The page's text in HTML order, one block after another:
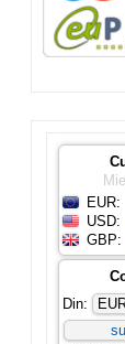
EUR:
USD:
GBP:
Din: